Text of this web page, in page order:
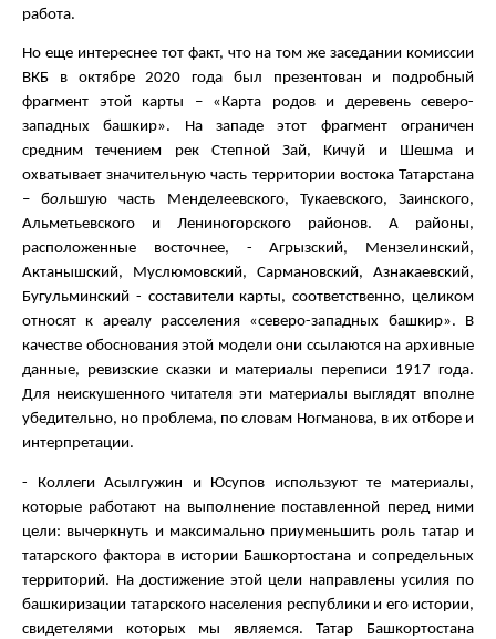
работа.
Но еще интереснее тот факт, что на том же заседании комиссии
ВКБ в октябре 2020 года был презентован и подробный
фрагмент этой карты – «Карта родов и деревень северо-
западных башкир». На западе этот фрагмент ограничен
средним течением рек Степной Зай, Кичуй и Шешма и
охватывает значительную часть территории востока Татарстана
– большую часть Менделеевского, Тукаевского, Заинского,
Альметьевского и Лениногорского районов. А районы,
расположенные восточнее, - Агрызский, Мензелинский,
Актанышский, Муслюмовский, Сармановский, Азнакаевский,
Бугульминский - составители карты, соответственно, целиком
относят к ареалу расселения «северо-западных башкир». В
качестве обоснования этой модели они ссылаются на архивные
данные, ревизские сказки и материалы переписи 1917 года.
Для неискушенного читателя эти материалы выглядят вполне
убедительно, но проблема, по словам Ногманова, в их отборе и
интерпретации.
- Коллеги Асылгужин и Юсупов используют те материалы,
которые работают на выполнение поставленной перед ними
цели: вычеркнуть и максимально приуменьшить роль татар и
татарского фактора в истории Башкортостана и сопредельных
территорий. На достижение этой цели направлены усилия по
башкиризации татарского населения республики и его истории,
свидетелями которых мы являемся. Татар Башкортостана